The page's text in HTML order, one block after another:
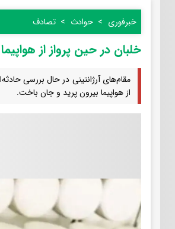
خبرفوری حوادث تصادف
خلبان در حین پرواز از
مقام‌های آرژانتینی در حال بررسی
از هواپیما بیرون پرید و جان باخت.